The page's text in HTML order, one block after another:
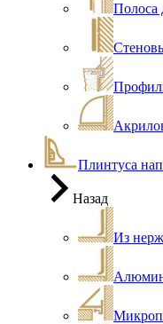
Полоса
Плинтуса
Назад
Из